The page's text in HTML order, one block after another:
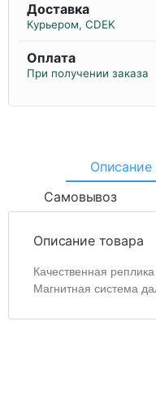
Доставка
Курьером, CDEK
Оплата
При получении заказа
Описание
Самовывоз
Описание товара
Качественная
Магнитная система